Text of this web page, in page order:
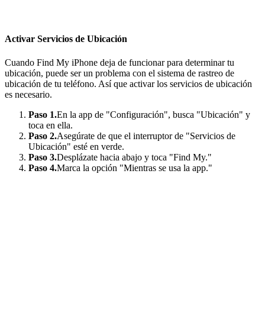
Activar Servicios de Ubicación
Cuando Find My iPhone deja de funcionar para determinar tu
ubicación, puede ser un problema con el sistema de rastreo de
ubicación de tu teléfono. Así que activar los servicios de ubicación
es necesario.
Paso 1.En la app de "Configuración", busca "Ubicación" y
toca en ella.
Paso 2.Asegúrate de que el interruptor de "Servicios de
Ubicación" esté en verde.
Paso 3.Desplázate hacia abajo y toca "Find My."
Paso 4.Marca la opción "Mientras se usa la app."